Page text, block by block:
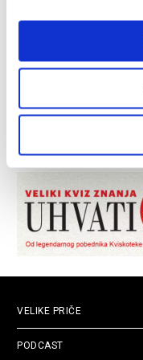
VELIKE PRIČE
PODCAST